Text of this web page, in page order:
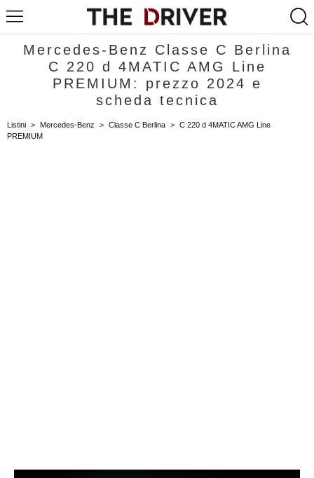
Mercedes-Benz Classe C Berlina
C 220 d 4MATIC AMG Line
PREMIUM: prezzo 2024 e
scheda tecnica
Listini > Mercedes-Benz > Classe C Berlina > C 220 d 4MATIC AMG Line
PREMIUM